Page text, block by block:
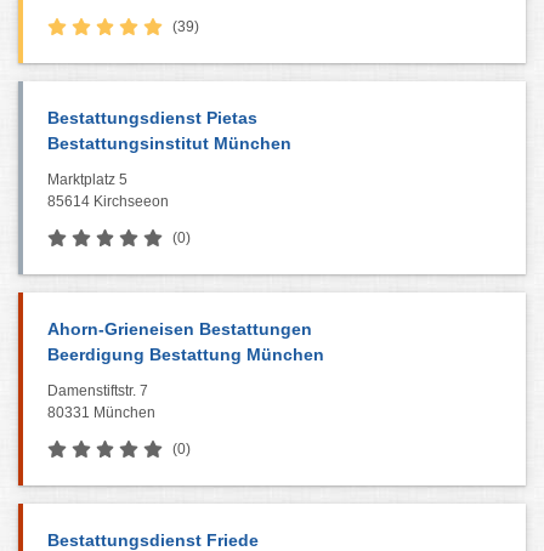
(39)
Bestattungsdienst Pietas
Bestattungsinstitut München
Marktplatz 5
85614 Kirchseeon
(0)
Ahorn-Grieneisen Bestattungen
Beerdigung Bestattung München
Damenstiftstr. 7
80331 München
(0)
Bestattungsdienst Friede